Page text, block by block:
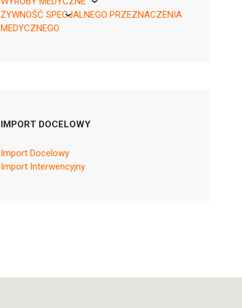
KikGel
ŻYWNOŚĆ SPECJALNEGO PRZEZNACZENIA
MEDYCZNEGO
IMPORT DOCELOWY
Import Docelowy
Import Interwencyjny